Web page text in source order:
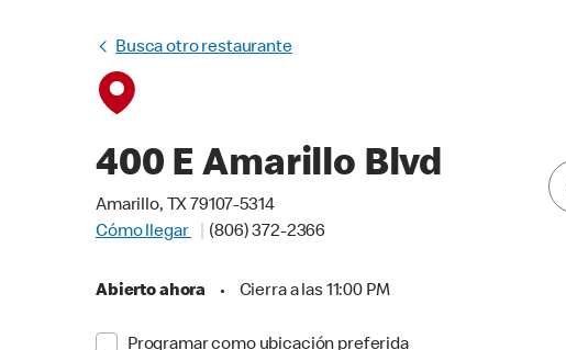
Busca otro restaurante
400 E Amarillo Blvd
Amarillo, TX 79107-5314
Cómo llegar
(806) 372-2366
Abierto ahora • Cierra a las 11:00 PM
Programar como ubicación preferida